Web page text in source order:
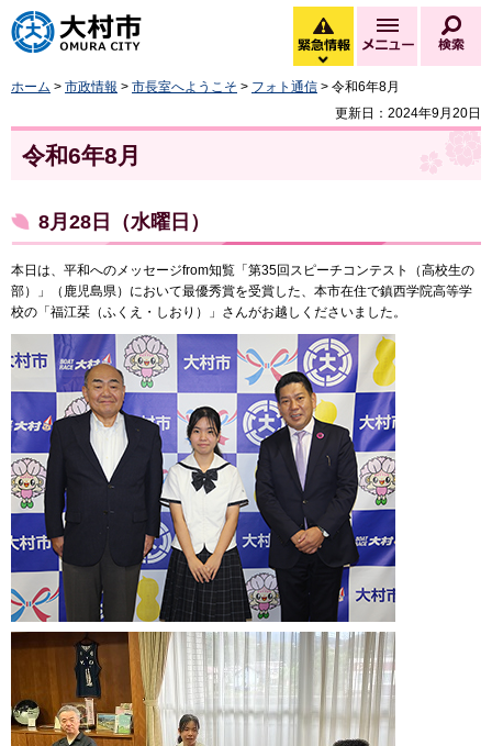
大村市
緊急情報
緊急情報を開く
メニュー
ホーム > 市政情報 > 市長室へようこそ > フォト通信 > 令和6年8月
更新日：2024年9月20日
令和6年8月
8月28日（水曜日）
本日は、平和へのメッセージfrom知覧「第35回スピーチコンテスト（高校生の
部）」（鹿児島県）において最優秀賞を受賞した、本市在住で鎮西学院高等学
校の「福江栞（ふくえ・しおり）」さんがお越しくださいました。